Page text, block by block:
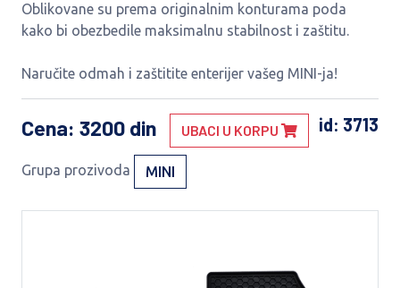
Oblikovane su prema originalnim konturama poda
kako bi obezbedile maksimalnu stabilnost i zaštitu.
Naručite odmah i zaštitite enterijer vašeg MINI-ja!
Cena: 3200 din id: 3713
UBACI U KORPU
Grupa prozivoda MINI